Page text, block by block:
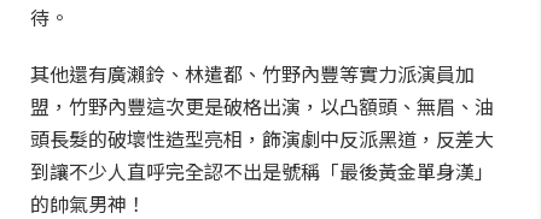
待。
其他還有廣瀨鈴、林遣都、竹野內豐等實力派演員加
盟，竹野內豐這次更是破格出演，以凸額頭、無眉、油
頭長髮的破壞性造型亮相，飾演劇中反派黑道，反差大
到讓不少人直呼完全認不出是號稱「最後黃金單身漢」
的帥氣男神！